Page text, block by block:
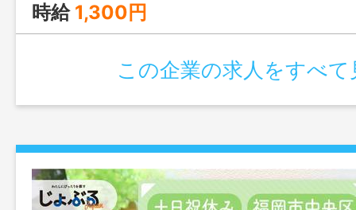
時給 1,300円
この企業の求人をすべて